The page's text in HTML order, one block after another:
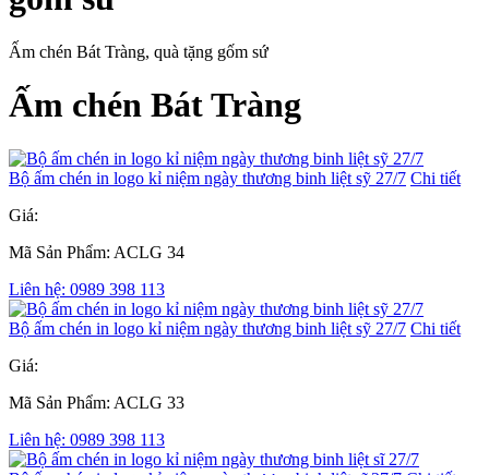
Ấm chén Bát Tràng, quà tặng gốm sứ
Ấm chén Bát Tràng
Bộ ấm chén in logo kỉ niệm ngày thương binh liệt sỹ 27/7 Chi tiết
Giá:
Mã Sản Phẩm: ACLG 34
Liên hệ: 0989 398 113
Bộ ấm chén in logo kỉ niệm ngày thương binh liệt sỹ 27/7 Chi tiết
Giá:
Mã Sản Phẩm: ACLG 33
Liên hệ: 0989 398 113